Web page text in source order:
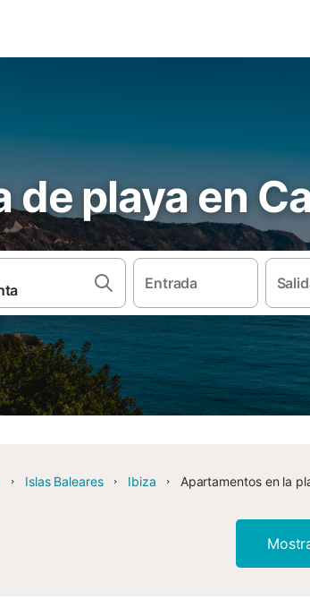
de playa en
Entrada
Islas Baleares Ibiza Apartamentos en la